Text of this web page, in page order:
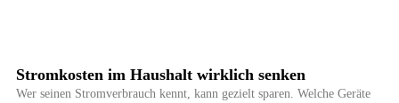
Stromkosten im Haushalt wirklich senken
Wer seinen Stromverbrauch kennt, kann gezielt sparen. Welche Geräte